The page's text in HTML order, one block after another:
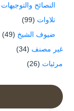
النصائح والتوجيهات
تلاوات (99)
ضيوف الشيخ (49)
غير مصنف (34)
مرئيات (26)